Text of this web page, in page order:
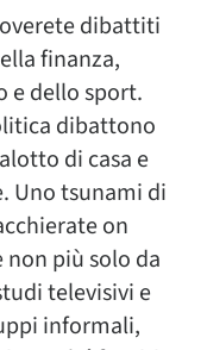
dibattiti
finanza,
e dello sport.
dibattono
di casa e
Uno tsunami di
on
più solo da
televisivi e
informali,